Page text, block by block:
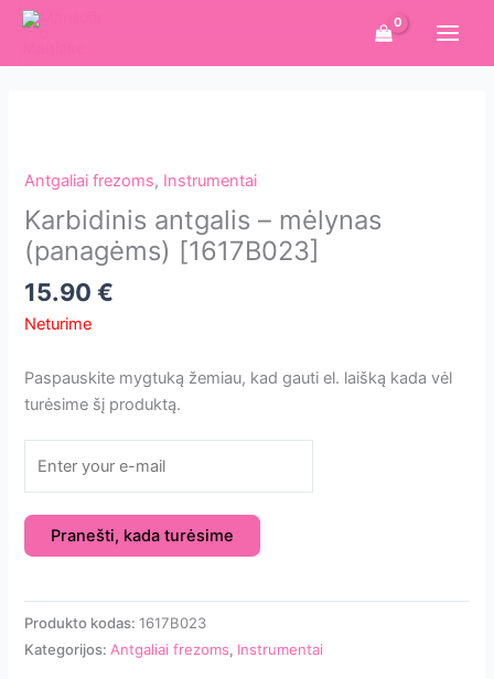
Pereiti
turinio
Antgaliai frezoms, Instrumentai
Karbidinis antgalis – mėlynas
(panagėms) [1617B023]
15.90€
Neturime
Paspauskite mygtuką žemiau, kad gauti el. laišką kada vėl
turėsime šį produktą.
Pranešti, kada turėsime
Produkto kodas:1617B023
Kategorijos: Antgaliai frezoms, Instrumentai